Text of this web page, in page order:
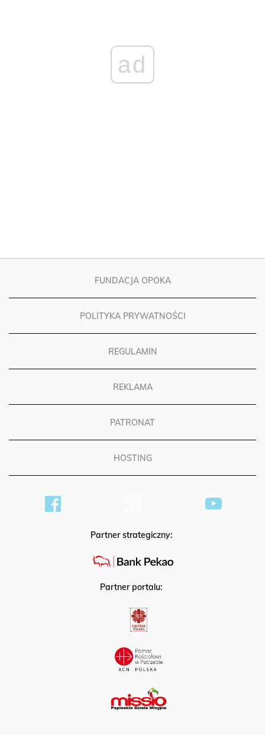
FUNDACJA OPOKA
POLITYKA PRYWATNOŚCI
REGULAMIN
REKLAMA
PATRONAT
HOSTING
Partner strategiczny:
Partner portalu: